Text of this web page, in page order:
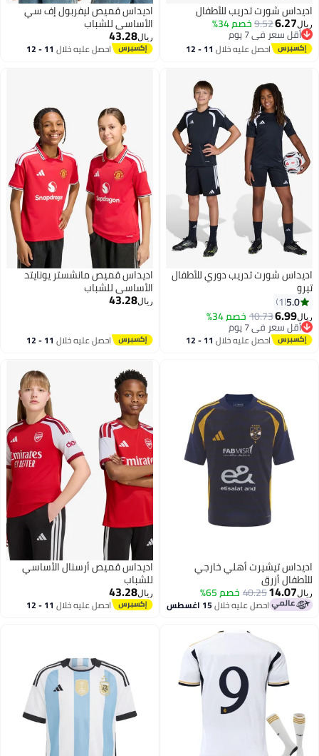
2
اديداس شورت تدريب للأطفال
ريال6.27
9.52خصم 34%
أقل سعر في 7 يوم
أقل سعر في 7 يوماحصل عليه خلال 11 - 12
اغسطس
اديداس قميص ليفربول إف سي
الأساسي للشباب
ريال43.28
احصل عليه خلال 11 - 12
اغسطس
3
اديداس شورت تدريب دوري للأطفال
تيرو
5.0
1
ريال6.99
10.73خصم 34%
أقل سعر في 7 يوم
أقل سعر في 7 يوماحصل عليه خلال 11 - 12
اديداس قميص مانشستر يونايتد
الأساسي للشباب
ريال43.28
احصل عليه خلال 11 - 12
اديداس تيشيرت أهلي خارجي
للأطفال أزرق
ريال14.07
40.25خصم 65%
احصل عليه خلال15 اغسطس
اديداس قميص أرسنال الأساسي
للشباب
ريال43.28
احصل عليه خلال 11 - 12